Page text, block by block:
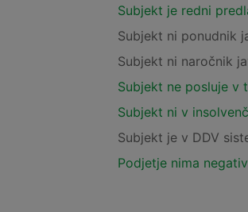
Subjekt je redni
Subjekt ni ponudnik
Subjekt ni naročnik
Subjekt ne posluje v
Subjekt ni v
Subjekt je v DDV
Podjetje nima